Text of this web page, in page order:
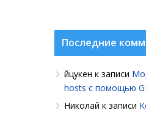
Последние
йцукен к записи
hosts с помощью
Николай к записи